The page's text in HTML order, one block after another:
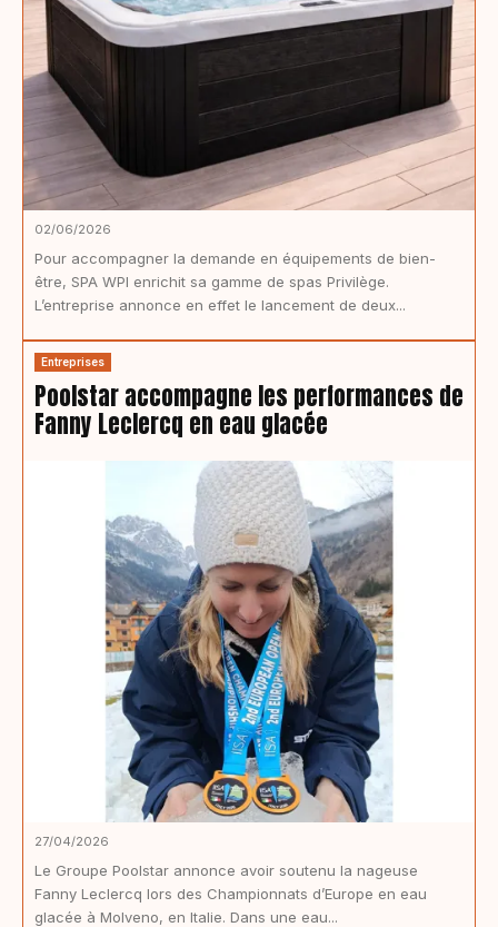
02/06/2026
Pour accompagner la demande en équipements de bien-
être, SPA WPI enrichit sa gamme de spas Privilège.
L’entreprise annonce en effet le lancement de deux...
Entreprises
Poolstar accompagne les performances de
Fanny Leclercq en eau glacée
27/04/2026
Le Groupe Poolstar annonce avoir soutenu la nageuse
Fanny Leclercq lors des Championnats d’Europe en eau
glacée à Molveno, en Italie. Dans une eau...